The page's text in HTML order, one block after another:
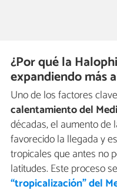
¿Por qué la
expandiendo más
Uno de los factores
calentamiento del
décadas, el aumento
favorecido la llegada y
tropicales que antes no
latitudes. Este proceso
“tropicalización” del